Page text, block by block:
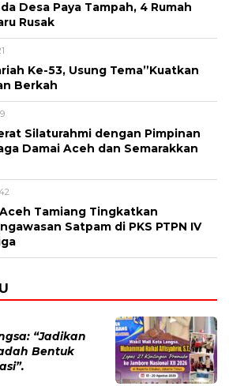
Desa Paya Tampah, 4 Rumah
Rusak
Ke-53, Usung Tema”Kuatkan
Berkah
Silaturahmi dengan Pimpinan
Damai Aceh dan Semarakkan
Tamiang Tingkatkan
Satpam di PKS PTPN IV
“Jadikan
Bentuk